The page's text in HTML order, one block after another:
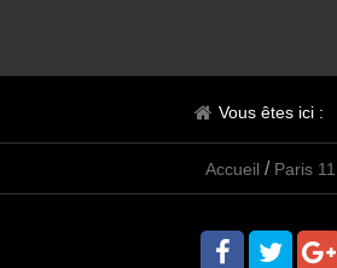
Vous êtes ici :
Accueil / Paris 11